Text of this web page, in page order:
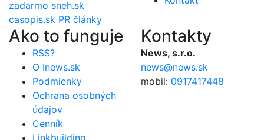
zadarmo sneh.sk
casopis.sk PR články
Ako to funguje
RSS?
O Inews.sk
Podmienky
Ochrana osobných
údajov
Cenník
Kontakty
News, s.r.o.
news@news.sk
mobil: 0917417448